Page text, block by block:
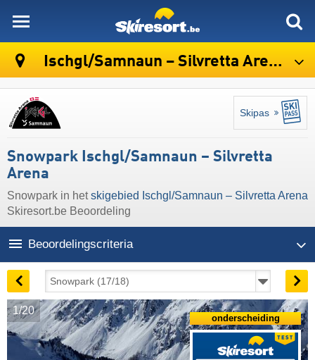
Ischgl/​Samnaun – Silvretta Arena
Skipas
Snowpark Ischgl/​Samnaun – Silvretta
Arena
Snowpark in hetskigebied Ischgl/​Samnaun – Silvretta Arena
Skiresort.be Beoordeling
Beoordelingscriteria
1/20
onderscheiding